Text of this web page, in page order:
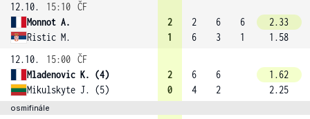
12.10.
15:10 ČF
Monnot A.
Ristic M.
2
1
2
6
6
3
6
1
2.33
1.58
12.10.
15:00 ČF
Mladenovic K. (4)
Mikulskyte J. (5)
2
0
6
4
6
2
1.62
2.25
osmifinále